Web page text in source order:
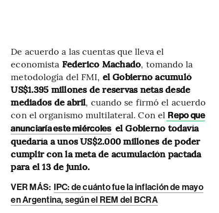
De acuerdo a las cuentas que lleva el
economista Federico Machado, tomando la
metodología del FMI, el Gobierno acumuló
US$1.395 millones de reservas netas desde
mediados de abril, cuando se firmó el acuerdo
con el organismo multilateral. Con el Repo que
anunciaría este miércoles el Gobierno todavía
quedaría a unos US$2.000 millones de poder
cumplir con la meta de acumulación pactada
para el 13 de junio.
VER MÁS: IPC: de cuánto fue la inflación de mayo
en Argentina, según el REM del BCRA